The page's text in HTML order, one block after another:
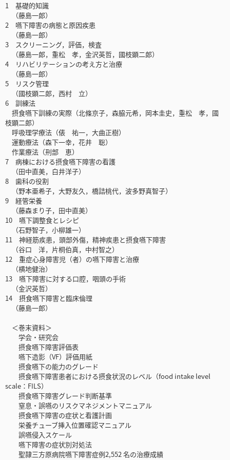
1 基礎的知識
（藤島一郎）
2 嚥下障害の病態と原因疾患
（藤島一郎）
3 スクリーニング，評価，検査
（藤島一郎，重松 孝，金沢英哲，國枝顕二郎）
4 リハビリテーションの考え方と治療
（藤島一郎）
5 リスク管理
（國枝顕二郎，西村 立）
6 訓練法
摂食嚥下訓練の実際（北條京子，森脇元希，岡本圭史，重松 孝，國
枝顕二郎）
呼吸理学療法（俵 祐一，大曲正樹）
運動療法（森下一幸，花井 聡）
作業療法（刑部 恵）
7 病棟における摂食嚥下障害の看護
（田中直美，白井洋子）
8 歯科の役割
（野本亜希子，大野友久，橋詰桃代，波多野真智子）
9 経管栄養
（藤森まり子，田中直美）
10 嚥下調整食とレシピ
（石野智子，小柳雄一）
11 神経筋疾患，頭部外傷，精神疾患と摂食嚥下障害
（谷口 洋，片桐伯真，中村智之）
12 重症心身障害児（者）の嚥下障害と治療
（横地健治）
13 嚥下障害に対する口腔，咽頭の手術
（金沢英哲）
14 摂食嚥下障害と臨床倫理
（藤島一郎）
＜巻末資料＞
学会・研究会
摂食嚥下障害評価表
嚥下造影（VF）評価用紙
摂食嚥下の能力のグレード
摂食嚥下障害患者における摂食状況のレベル（food intake level
scale：FILS）
摂食嚥下障害グレード判断基準
窒息・誤嚥のリスクマネジメントマニュアル
摂食嚥下障害の症状と看護計画
栄養チューブ挿入位置確認マニュアル
誤嚥侵入スケール
嚥下障害の症状別対処法
聖隷三方原病院嚥下障害症例2,552 名の治療成績